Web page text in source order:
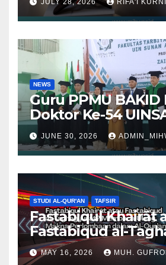
Al-Qur’an
Muhammad Salim
JULY 28, 2026 RIFA'I
NEWS
Guru PPMU BAKID
Doktor Ke-54
Surabaya
JUNE 30, 2026
STUDI AL-QUR'AN TAFSIR
Fastabiqul Khairāt
Fastabiqud al-
Membaca Ulang
Perlombaan dalam
MAY 16, 2026 MUH.